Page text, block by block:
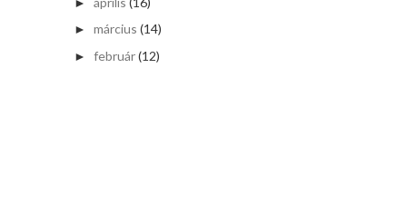
► március (14)
► február(12)